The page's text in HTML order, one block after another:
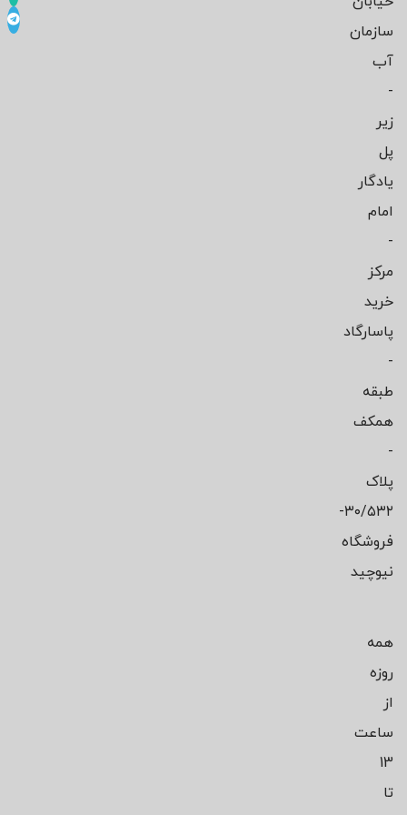
سازمان
آب
-
زیر
پل
یادگار
امام
-
مرکز
خرید
پاسارگاد
-
طبقه
همکف
-
پلاک
۳۰/۵۳۲-
فروشگاه
نیوچید
همه
روزه
از
ساعت
13
تا